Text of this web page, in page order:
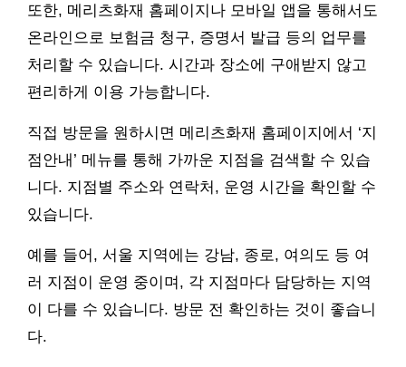
또한, 메리츠화재 홈페이지나 모바일 앱을 통해서도
온라인으로 보험금 청구, 증명서 발급 등의 업무를
처리할 수 있습니다. 시간과 장소에 구애받지 않고
편리하게 이용 가능합니다.
직접 방문을 원하시면 메리츠화재 홈페이지에서 ‘지
점안내’ 메뉴를 통해 가까운 지점을 검색할 수 있습
니다. 지점별 주소와 연락처, 운영 시간을 확인할 수
있습니다.
예를 들어, 서울 지역에는 강남, 종로, 여의도 등 여
러 지점이 운영 중이며, 각 지점마다 담당하는 지역
이 다를 수 있습니다. 방문 전 확인하는 것이 좋습니
다.